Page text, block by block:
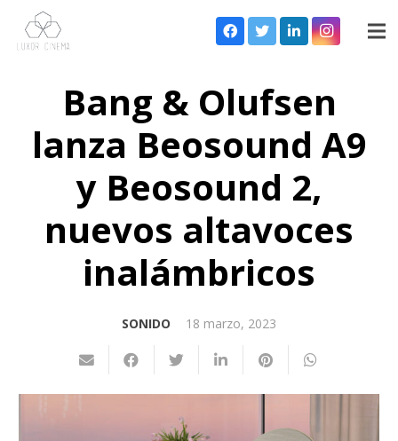
Bang & Olufsen
lanza Beosound A9
y Beosound 2,
nuevos altavoces
inalámbricos
SONIDO 18 marzo, 2023